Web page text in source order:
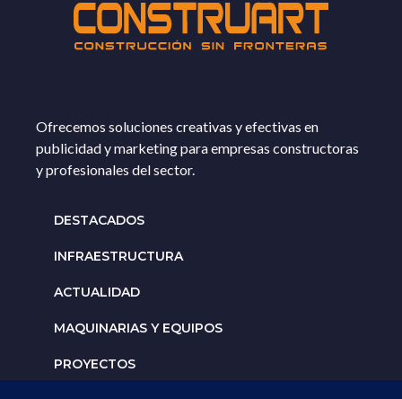
Ofrecemos soluciones creativas y efectivas en
publicidad y marketing para empresas constructoras
y profesionales del sector.
DESTACADOS
INFRAESTRUCTURA
ACTUALIDAD
MAQUINARIAS Y EQUIPOS
PROYECTOS